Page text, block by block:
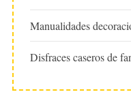
Manualidades
Disfraces caseros de